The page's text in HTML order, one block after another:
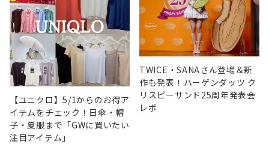
【ユニクロ】5/1からのお得ア
イテムをチェック！日傘・帽
子・夏服まで「GWに買いたい
注目アイテム」
TWICE・SANAさん登場＆新
作も発表！ハーゲンダッツ ク
リスピーサンド25周年発表会
レポ